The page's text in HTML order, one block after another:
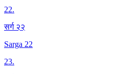
22.
सर्ग २२
Sarga 22
23.